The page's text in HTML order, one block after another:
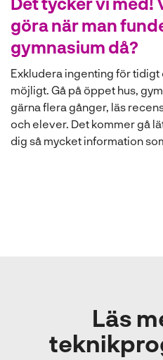
göra när man
gymnasium då?
Exkludera ingenting för tidigt
möjligt. Gå på öppet hus,
gärna flera gånger, läs
och elever. Det kommer gå
dig så mycket information
Läs